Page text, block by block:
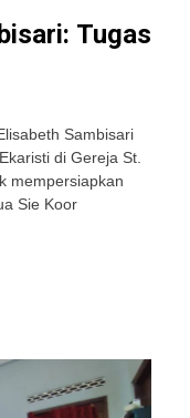
Tugas
Sambisari
di Gereja St.
mempersiapkan
Sie Koor